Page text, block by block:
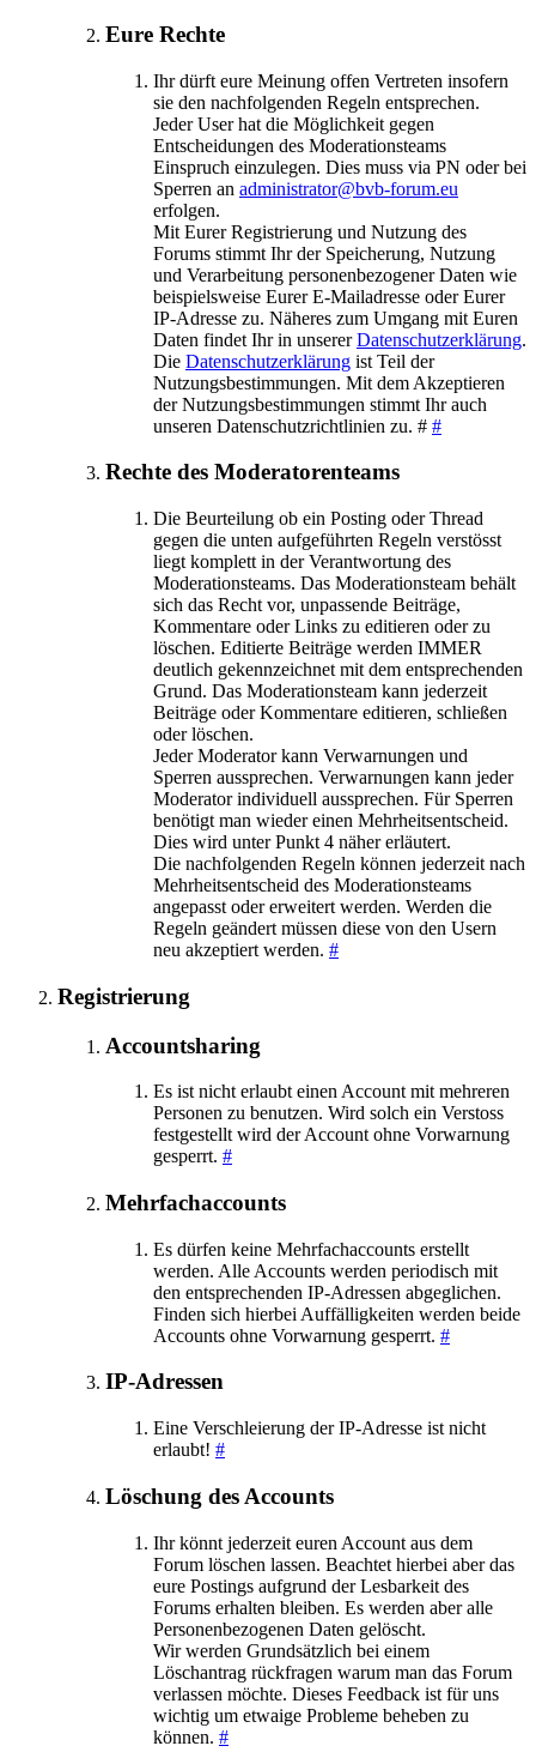
Eure Rechte
Ihr dürft eure Meinung offen Vertreten insofern
sie den nachfolgenden Regeln entsprechen.
Jeder User hat die Möglichkeit gegen
Entscheidungen des Moderationsteams
Einspruch einzulegen. Dies muss via PN oder bei
Sperren an administrator@bvb-forum.eu
erfolgen.
Mit Eurer Registrierung und Nutzung des
Forums stimmt Ihr der Speicherung, Nutzung
und Verarbeitung personenbezogener Daten wie
beispielsweise Eurer E-Mailadresse oder Eurer
IP-Adresse zu. Näheres zum Umgang mit Euren
Daten findet Ihr in unsererDatenschutzerklärung.
Die Datenschutzerklärung ist Teil der
Nutzungsbestimmungen. Mit dem Akzeptieren
der Nutzungsbestimmungen stimmt Ihr auch
unseren Datenschutzrichtlinien zu. # #
Rechte des Moderatorenteams
Die Beurteilung ob ein Posting oder Thread
gegen die unten aufgeführten Regeln verstösst
liegt komplett in der Verantwortung des
Moderationsteams. Das Moderationsteam behält
sich das Recht vor, unpassende Beiträge,
Kommentare oder Links zu editieren oder zu
löschen. Editierte Beiträge werden IMMER
deutlich gekennzeichnet mit dem entsprechenden
Grund. Das Moderationsteam kann jederzeit
Beiträge oder Kommentare editieren, schließen
oder löschen.
Jeder Moderator kann Verwarnungen und
Sperren aussprechen. Verwarnungen kann jeder
Moderator individuell aussprechen. Für Sperren
benötigt man wieder einen Mehrheitsentscheid.
Dies wird unter Punkt 4 näher erläutert.
Die nachfolgenden Regeln können jederzeit nach
Mehrheitsentscheid des Moderationsteams
angepasst oder erweitert werden. Werden die
Regeln geändert müssen diese von den Usern
neu akzeptiert werden. #
Registrierung
Accountsharing
Es ist nicht erlaubt einen Account mit mehreren
Personen zu benutzen. Wird solch ein Verstoss
festgestellt wird der Account ohne Vorwarnung
gesperrt. #
Mehrfachaccounts
Es dürfen keine Mehrfachaccounts erstellt
werden. Alle Accounts werden periodisch mit
den entsprechenden IP-Adressen abgeglichen.
Finden sich hierbei Auffälligkeiten werden beide
Accounts ohne Vorwarnung gesperrt. #
IP-Adressen
Eine Verschleierung der IP-Adresse ist nicht
erlaubt! #
Löschung des Accounts
Ihr könnt jederzeit euren Account aus dem
Forum löschen lassen. Beachtet hierbei aber das
eure Postings aufgrund der Lesbarkeit des
Forums erhalten bleiben. Es werden aber alle
Personenbezogenen Daten gelöscht.
Wir werden Grundsätzlich bei einem
Löschantrag rückfragen warum man das Forum
verlassen möchte. Dieses Feedback ist für uns
wichtig um etwaige Probleme beheben zu
können. #